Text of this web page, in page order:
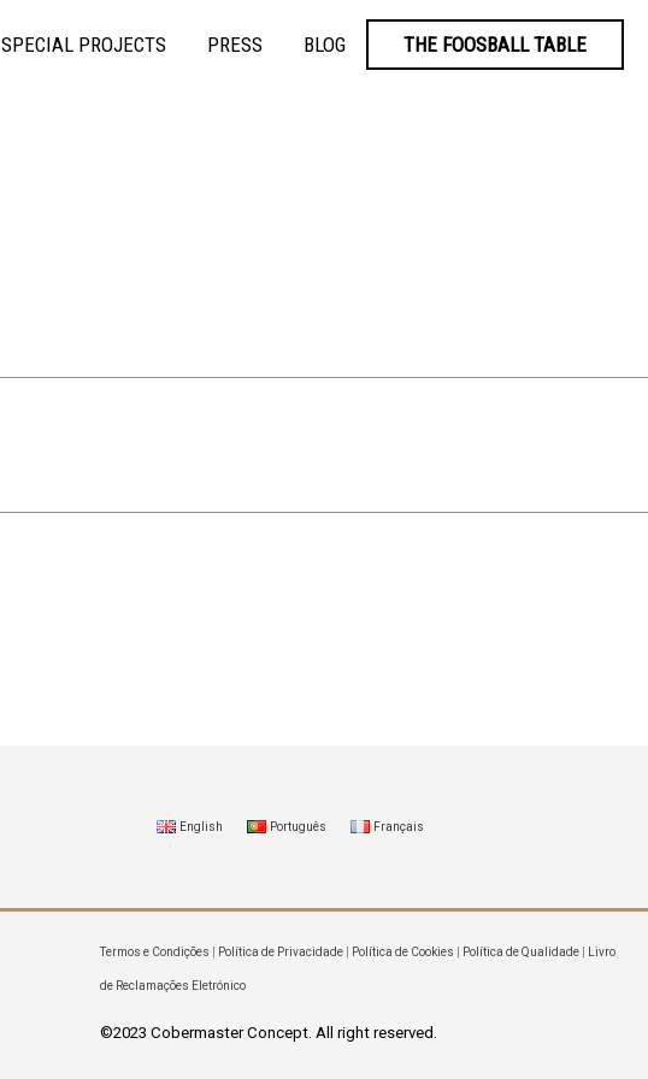
SPECIAL PROJECTS PRESS BLOG THE FOOSBALL TABLE
English Português Français
Termos e Condições Política de Privacidade Política de Cookies Política de Qualidade Livro
de Reclamações Eletrónico
©2023 Cobermaster Concept. All right reserved.